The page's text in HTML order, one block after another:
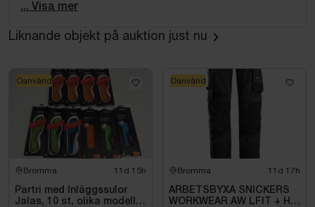
331166) Benfickor med knivknapp.
... Visa mer
Liknande objekt på auktion just nu
Bromma 11d 15h
Partri med Inläggssulor
Jalas, 10 st, olika modeller
Oanvänd
Bromma 11d 17h
ARBETSBYXA SNICKERS
WORKWEAR AW LFIT + HF
Oanvänd